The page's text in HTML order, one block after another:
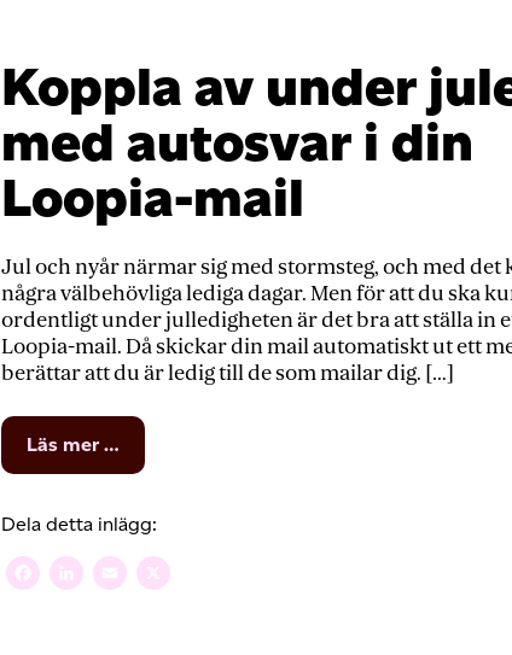
Koppla av under
med autosvar i din
Loopia-mail
Jul och nyår närmar sig med stormsteg, och med det
några välbehövliga lediga dagar. Men för att du ska
ordentligt under julledigheten är det bra att ställa in
Loopia-mail. Då skickar din mail automatiskt ut ett
berättar att du är ledig till de som mailar dig. […]
Läs mer …
Koppla
under
julen
med
autosvar
Dela detta inlägg:
Facebook
LinkedIn
Email